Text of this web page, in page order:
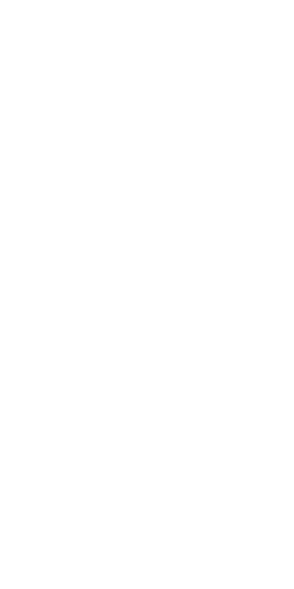
armênios, espanhóis, italianos,
culturas!
e bem cuidada. O contato com a
bem possível que durante o seu
araras e tucanos voando por todos os
capivaras, tamanduás e jacarés em
pelo município. Nos restaurantes
à base de ervas, semelhante ao
Vale a pena experimentar!